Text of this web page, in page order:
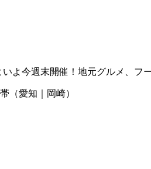
よ今週末開催！地元グルメ、
（愛知｜岡崎）